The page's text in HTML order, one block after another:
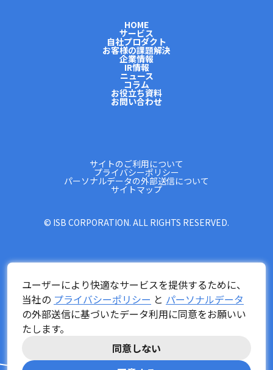
ユーザーにより快適なサービスを提供するために、
当社の プライバシーポリシー と パーソナルデータ
の外部送信に基づいたデータ利用に同意をお願いい
たします。
同意しない
HOME
サービス
自社プロダクト
お客様の課題解決
企業情報
IR情報
ニュース
コラム
お役立ち資料
お問い合わせ
サイトのご利用について
プライバシーポリシー
パーソナルデータの外部送信について
サイトマップ
© ISB CORPORATION. ALL RIGHTS RESERVED.